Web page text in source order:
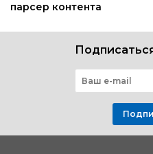
парсер контента